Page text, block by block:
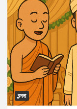
বন্দনা